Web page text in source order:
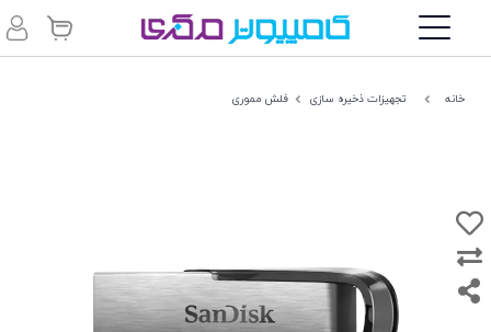
خانه تجهیزات ذخیره سازی فلش مموری